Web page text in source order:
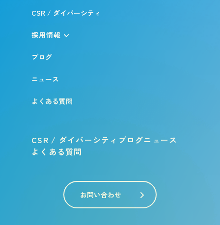
CSR / ダイバーシティ
採用情報
ブログ
ニュース
よくある質問
CSR / ダイバーシティ ブログニュース
よくある質問
お問い合わせ